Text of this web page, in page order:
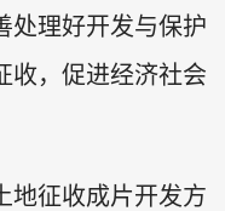
处理好开发与保护
收，促进经济社会
地征收成片开发方